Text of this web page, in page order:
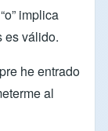
implica
es válido.
he entrado
al